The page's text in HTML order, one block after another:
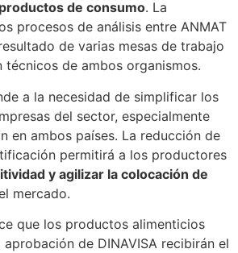
de consumo. La
procesos de análisis entre ANMAT
de varias mesas de trabajo
de ambos organismos.
a la necesidad de simplificar los
del sector, especialmente
en ambos países. La reducción de
permitirá a los productores
y agilizar la colocación de
mercado.
que los productos alimenticios
de DINAVISA recibirán el